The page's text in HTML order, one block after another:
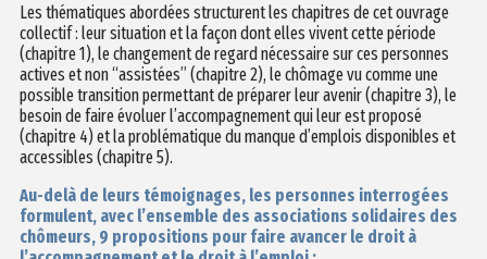
Les thématiques abordées structurent les chapitres de cet ouvrage
collectif : leur situation et la façon dont elles vivent cette période
(chapitre 1), le changement de regard nécessaire sur ces personnes
actives et non “assistées” (chapitre 2), le chômage vu comme une
possible transition permettant de préparer leur avenir (chapitre 3), le
besoin de faire évoluer l’accompagnement qui leur est proposé
(chapitre 4) et la problématique du manque d’emplois disponibles et
accessibles (chapitre 5).
Au-delà de leurs témoignages, les personnes interrogées
formulent, avec l’ensemble des associations solidaires des
chômeurs, 9 propositions pour faire avancer le droit à